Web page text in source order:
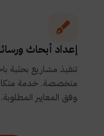
إعداد أبحاث
تنفيذ مشاريع بحثية
متخصصة. خدمة
وفق المعايير المطلوبة.